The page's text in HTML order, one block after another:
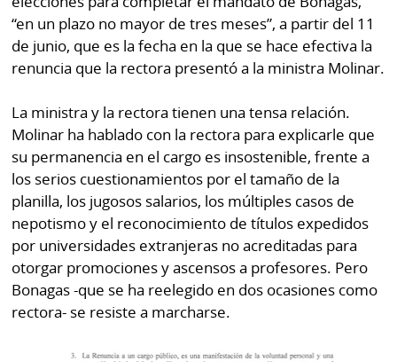
“en un plazo no mayor de tres meses”, a partir del 11
de junio, que es la fecha en la que se hace efectiva la
renuncia que la rectora presentó a la ministra Molinar.
La ministra y la rectora tienen una tensa relación.
Molinar ha hablado con la rectora para explicarle que
su permanencia en el cargo es insostenible, frente a
los serios cuestionamientos por el tamaño de la
planilla, los jugosos salarios, los múltiples casos de
nepotismo y el reconocimiento de títulos expedidos
por universidades extranjeras no acreditadas para
otorgar promociones y ascensos a profesores. Pero
Bonagas -que se ha reelegido en dos ocasiones como
rectora- se resiste a marcharse.